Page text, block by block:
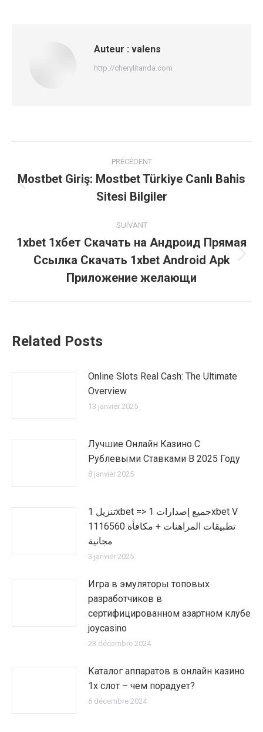
Auteur : valens
http://cherylitanda.com
article
PRÉCÉDENT
précédent
Mostbet Giriş: Mostbet Türkiye Canlı Bahis
Sitesi Bilgiler
SUIVANT
Article
suivant
1xbet 1хбет Скачать на Андроид Прямая
Ссылка Скачать 1xbet Android Apk
Приложение желающи
Related Posts
Online Slots Real Cash: The Ultimate
Overview
13 janvier 2025
Лучшие Онлайн Казино С
Рублевыми Ставками В 2025 Году
8 janvier 2025
تنزيل 1xbet => جميع إصدارات 1xbet V
1116560 تطبيقات المراهنات + مكافأة
مجانية
3 janvier 2025
Игра в эмуляторы топовых
разработчиков в
сертифицированном азартном клубе
joycasino
23 décembre 2024
Каталог аппаратов в онлайн казино
1х слот – чем порадует?
6 décembre 2024